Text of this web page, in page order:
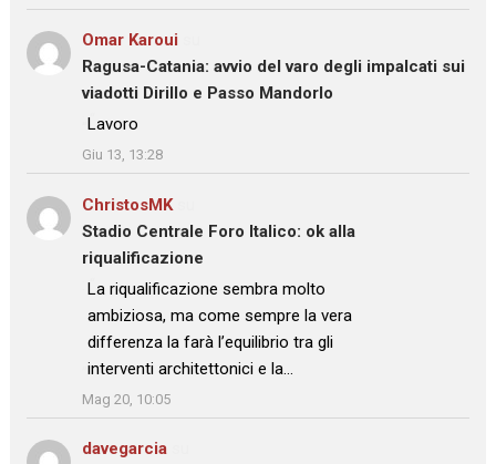
Omar Karoui
Ragusa-Catania: avvio del varo degli impalcati sui
viadotti Dirillo e Passo Mandorlo
: “Lavoro
”
Giu 13, 13:28
ChristosMKsu
Stadio Centrale Foro Italico: ok alla
riqualificazione
: “La riqualificazione sembra molto
ambiziosa, ma come sempre la vera
differenza la farà l’equilibrio tra gli
interventi architettonici e la…
”
Mag 20, 10:05
davegarcia